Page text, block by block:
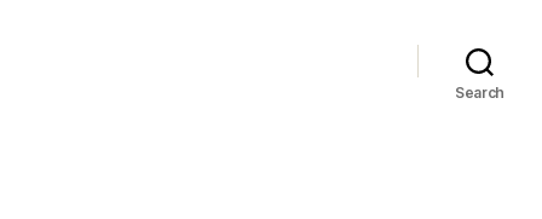
Search